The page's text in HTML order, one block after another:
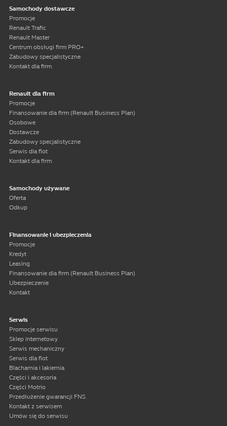
Samochody dostawcze
Promocje
Renault Trafic
Renault Master
Centrum obsługi firm PRO+
Zabudowy specjalistyczne
Kontakt dla firm
Renault dla firm
Promocje
Finansowanie dla firm (Renault Business Plan)
Osobowe
Dostawcze
Zabudowy specjalistyczne
Serwis dla flot
Kontakt dla firm
Samochody używane
Oferta
Odkup
Finansowanie i ubezpieczenia
Promocje
Kredyt
Leasing
Finansowanie dla firm (Renault Business Plan)
Ubezpieczenie
Kontakt
Serwis
Promocje serwisu
Sklep internetowy
Serwis mechaniczny
Serwis dla flot
Blacharnia i lakiernia
Części i akcesoria
Części Motrio
Przedłużenie gwarancji FNS
Kontakt z serwisem
Umów się do serwisu